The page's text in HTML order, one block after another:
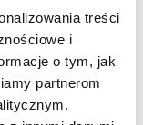
treści
i
o tym, jak
partnerom
WIĘCEJ